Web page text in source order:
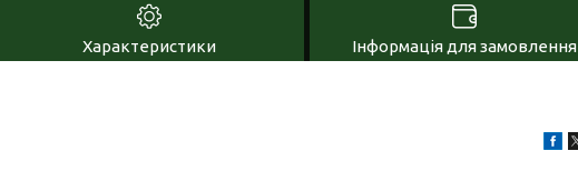
Характеристики Інформація для замовлення